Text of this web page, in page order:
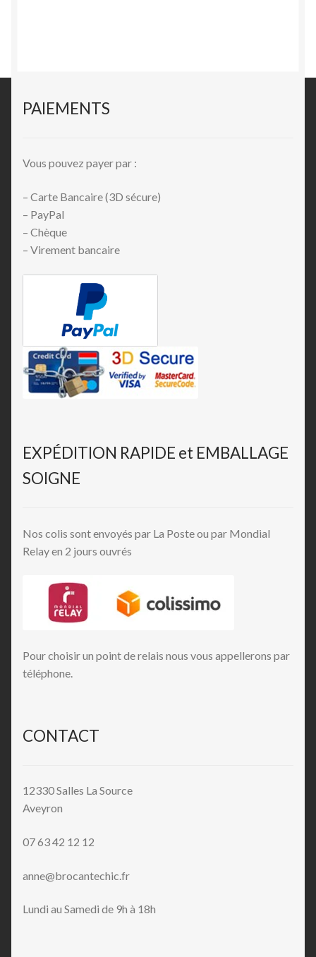
PAIEMENTS
Vous pouvez payer par :
– Carte Bancaire (3D sécure)
– PayPal
– Chèque
– Virement bancaire
EXPÉDITION RAPIDE et EMBALLAGE
SOIGNE
Nos colis sont envoyés par La Poste ou par Mondial
Relay en 2 jours ouvrés
Pour choisir un point de relais nous vous appellerons par
téléphone.
CONTACT
12330 Salles La Source
Aveyron
07 63 42 12 12
anne@brocantechic.fr
Lundi au Samedi de 9h à 18h